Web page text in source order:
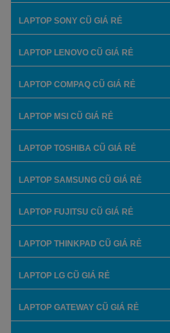
LAPTOP SONY CŨ GIÁ RẺ
LAPTOP LENOVO CŨ GIÁ RẺ
LAPTOP COMPAQ CŨ GIÁ RẺ
LAPTOP MSI CŨ GIÁ RẺ
LAPTOP TOSHIBA CŨ GIÁ RẺ
LAPTOP SAMSUNG CŨ GIÁ RẺ
LAPTOP FUJITSU CŨ GIÁ RẺ
LAPTOP THINKPAD CŨ GIÁ RẺ
LAPTOP LG CŨ GIÁ RẺ
LAPTOP GATEWAY CŨ GIÁ RẺ